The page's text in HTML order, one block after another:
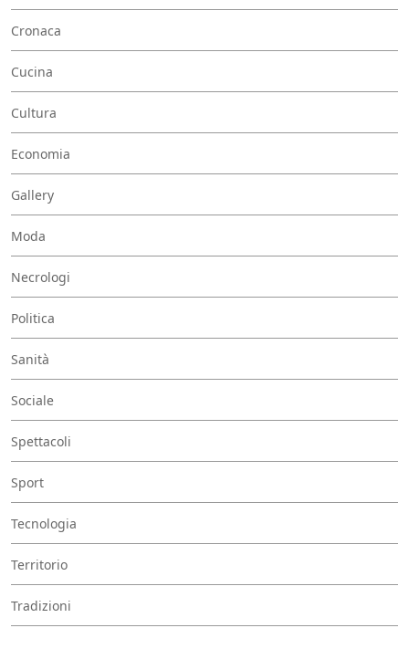
Cronaca
Cucina
Cultura
Economia
Gallery
Moda
Necrologi
Politica
Sanità
Sociale
Spettacoli
Sport
Tecnologia
Territorio
Tradizioni